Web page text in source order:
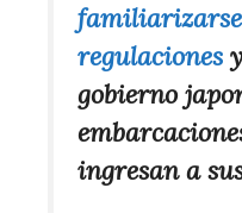
regulaciones
gobierno
ingresan a